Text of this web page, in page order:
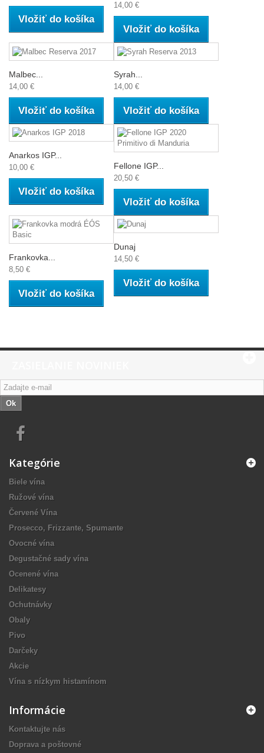
Vložiť do košíka
14,00 €
Vložiť do košíka
Malbec...
14,00 €
Vložiť do košíka
Syrah...
14,00 €
Vložiť do košíka
Anarkos IGP...
10,00 €
Vložiť do košíka
Fellone IGP...
20,50 €
Vložiť do košíka
Frankovka...
8,50 €
Vložiť do košíka
Dunaj
14,50 €
Vložiť do košíka
Ok
Kategórie
Biele vína
Ružové vína
Červené Vína
Prosecco, Frizzante, Spumante
Ovocné vína
Degustačné sady vína
Ocenené vína
Delikatesy
Ochutnávky
Obaly
Pivo
Darčeky
Akcie
Vína s nízkym histamínom
Informácie
Kontaktujte nás
Doprava a poštovné